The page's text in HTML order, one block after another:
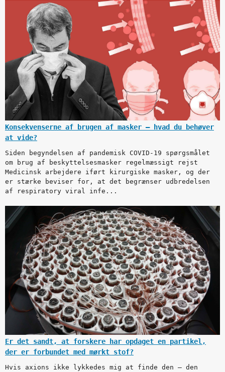
Konsekvenserne af brugen af masker – hvad du behøver
at vide?
Siden begyndelsen af pandemisk COVID-19 spørgsmålet
om brug af beskyttelsesmasker regelmæssigt rejst
Medicinsk arbejdere iført kirurgiske masker, og der
er stærke beviser for, at det begrænser udbredelsen
af respiratory viral infe...
Er det sandt, at forskere har opdaget en partikel,
der er forbundet med mørkt stof?
Hvis axions ikke lykkedes mig at finde den – den